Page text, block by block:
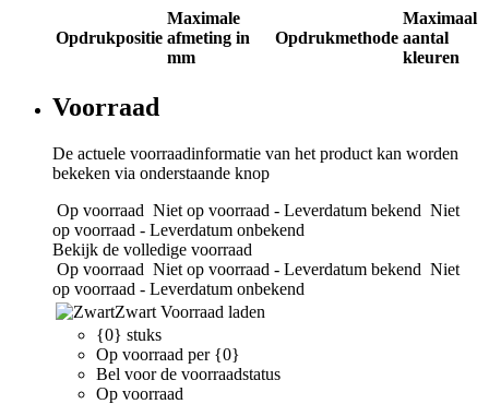
Opdrukpositie
Maximale
afmeting in
mm
Opdrukmethode
Maximaal
aantal
kleuren
Voorraad
De actuele voorraadinformatie van het product kan worden
bekeken via onderstaande knop
Op voorraad Niet op voorraad - Leverdatum bekend Niet
op voorraad - Leverdatum onbekend
Bekijk de volledige voorraad
Op voorraad Niet op voorraad - Leverdatum bekend Niet
op voorraad - Leverdatum onbekend
Zwart Voorraad laden
{0} stuks
Op voorraad per {0}
Bel voor de voorraadstatus
Op voorraad